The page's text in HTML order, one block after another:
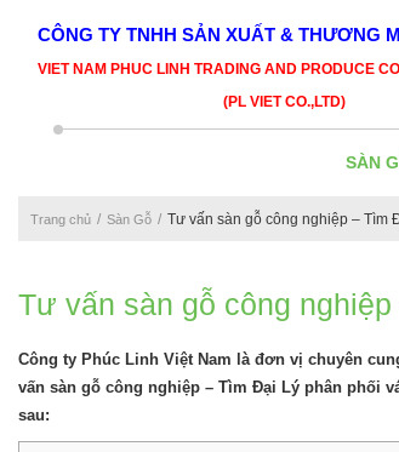
CÔNG TY TNHH SẢN XUẤT & THƯƠNG
VIET NAM PHUC LINH TRADING AND PRODUCE
(PL VIET CO.,LTD)
SÀN
Trang chủ Sàn Gỗ Tư vấn sàn gỗ công nghiệp – Tìm
Tư vấn sàn gỗ công
Công ty Phúc Linh Việt Nam là đơn vị chuyên
vấn sàn gỗ công nghiệp – Tìm Đại Lý phân phối
sau: